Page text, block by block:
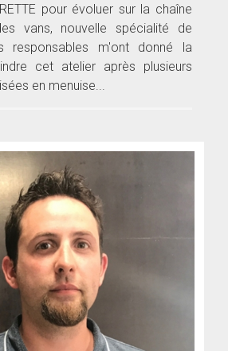
pour évoluer sur la chaîne
vans, nouvelle spécialité de
responsables m'ont donné la
cet atelier après plusieurs
en menuise...